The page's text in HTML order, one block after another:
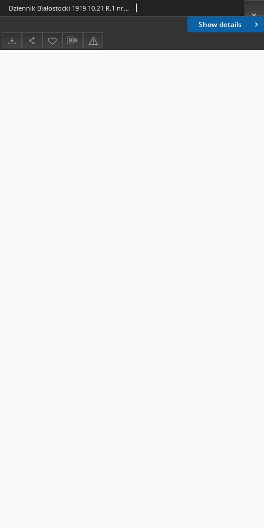
Show details
Dziennik Białostocki 1919.10.21 R.1 nr 163